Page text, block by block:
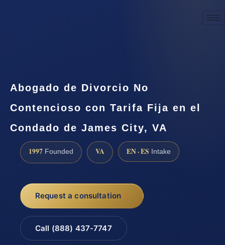
Abogado de Divorcio No
Contencioso con Tarifa Fija en el
Condado de James City, VA
1997 Founded VA EN · ES Intake
Request a consultation
Call (888) 437-7747